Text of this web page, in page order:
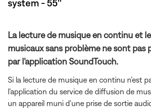
system - 55''
La lecture de musique en continu et
musicaux sans problème ne sont pas
par l'application SoundTouch.
Si la lecture de musique en continu n'est
l'application du service de diffusion de
un appareil muni d'une prise de sortie